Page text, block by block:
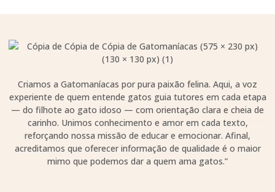
Criamos a Gatomaníacas por pura paixão felina. Aqui, a voz
experiente de quem entende gatos guia tutores em cada etapa
— do filhote ao gato idoso — com orientação clara e cheia de
carinho. Unimos conhecimento e amor em cada texto,
reforçando nossa missão de educar e emocionar. Afinal,
acreditamos que oferecer informação de qualidade é o maior
mimo que podemos dar a quem ama gatos.”